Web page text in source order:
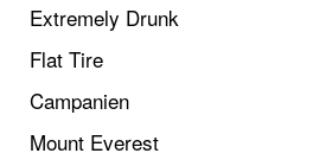
Extremely Drunk
Flat Tire
Campanien
Mount Everest